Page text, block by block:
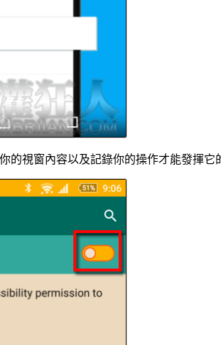
視窗內容以及記錄你的操作才能發揮